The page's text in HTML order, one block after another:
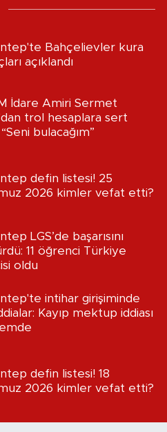
Bahçelievler kura
açıklandı
İdare Amiri Sermet
trol hesaplara sert
“Seni bulacağım”
defin listesi! 25
2026 kimler vefat etti?
LGS’de başarısını
11 öğrenci Türkiye
oldu
intihar girişiminde
Kayıp mektup iddiası
defin listesi! 18
2026 kimler vefat etti?